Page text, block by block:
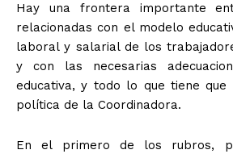
+ Todas las formas de lucha,
Hay una frontera importante
relacionadas con el modelo
laboral y salarial de los
y con las necesarias
educativa, y todo lo que tiene
política de la Coordinadora.
En el primero de los rubros,